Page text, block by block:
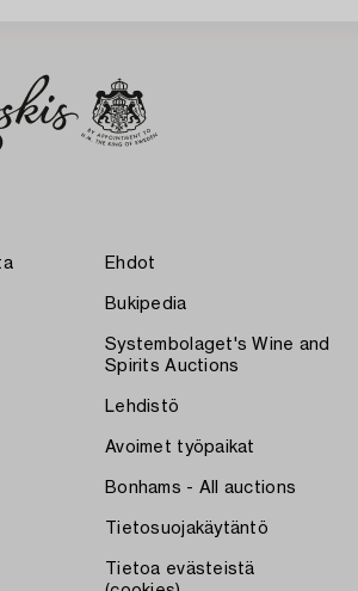
Ehdot
Bukipedia
Systembolaget's Wine and
Spirits Auctions
Lehdistö
Avoimet työpaikat
Bonhams - All auctions
Tietosuojakäytäntö
Tietoa evästeistä